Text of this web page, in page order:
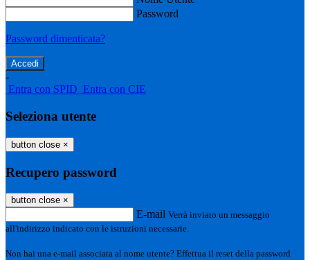
Password
Password dimenticata?
-
Entra con SPID Entra con CIE
Seleziona utente
button close ×
Recupero password
button close ×
E-mail Verrà inviato un messaggio
all'indirizzo indicato con le istruzioni necessarie.
Non hai una e-mail associata al nome utente? Effettua il reset della password